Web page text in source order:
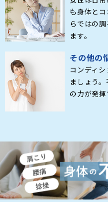
も身体と
らではの
ます。
その他の
コンディ
ましょう
の力が発揮